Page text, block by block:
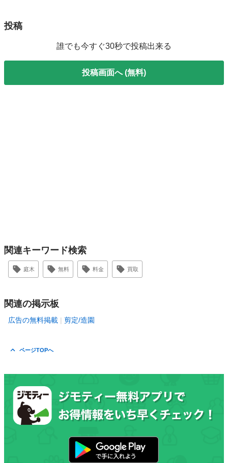
投稿
誰でも今すぐ30秒で投稿出来る
投稿画面へ (無料)
関連キーワード検索
庭木 無料 料金 買取
関連の掲示板
広告の無料掲載 剪定/造園
ページTOPへ